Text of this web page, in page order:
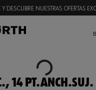
Y DESCUBRE NUESTRAS OFERTAS
Loading...
14